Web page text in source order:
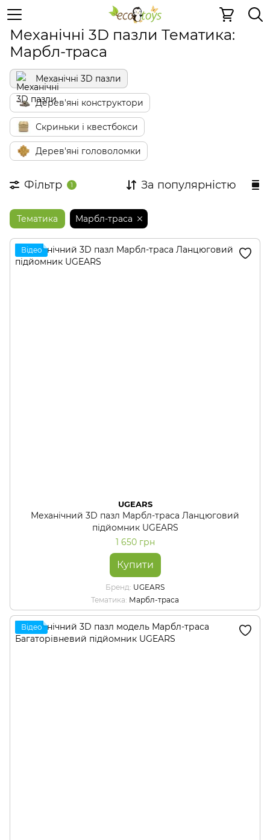
Дерев'яні конструктори Механічні 3D пазли
Механічні 3D пазли Тематика:
Марбл-траса
Механічні 3D пазли
Дерев'яні конструктори
Скриньки і квестбокси
Дерев'яні головоломки
Фільтр 1 За популярністю
Тематика Марбл-траса
Відео
UGEARS
Механічний 3D пазл Марбл-траса Ланцюговий
підйомник UGEARS
1 650 грн
Купити
Бренд UGEARS
Тематика Марбл-траса
Відео